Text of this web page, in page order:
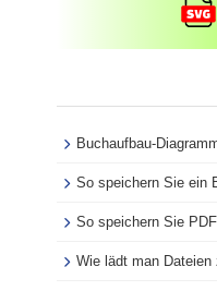
Buchaufbau-
So speichern Sie ein
So speichern Sie
Wie lädt man